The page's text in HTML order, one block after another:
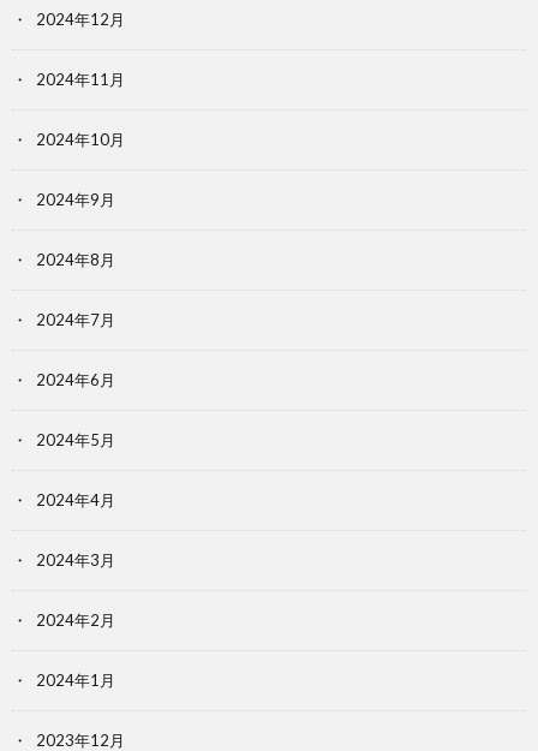
2024年12月
2024年11月
2024年10月
2024年9月
2024年8月
2024年7月
2024年6月
2024年5月
2024年4月
2024年3月
2024年2月
2024年1月
2023年12月